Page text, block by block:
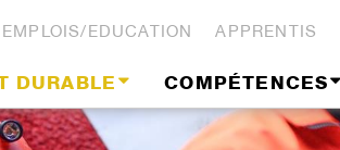
EMPLOIS/EDUCATION APPRENTIS
DURABLE COMPÉTENCES